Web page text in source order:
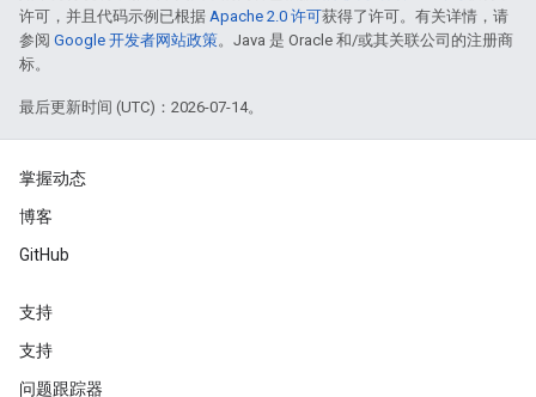
许可，并且代码示例已根据 Apache 2.0 许可获得了许可。有关详情，请
参阅 Google 开发者网站政策。Java 是 Oracle 和/或其关联公司的注册商
标。
最后更新时间 (UTC)：2026-07-14。
掌握动态
博客
GitHub
支持
支持
问题跟踪器